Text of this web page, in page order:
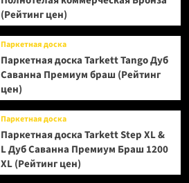
(Рейтинг цен)
Паркетная доска
Паркетная доска Tarkett Tango Дуб
Саванна Премиум браш (Рейтинг
цен)
Паркетная доска
Паркетная доска Tarkett Step XL &
L Дуб Саванна Премиум Браш 1200
XL (Рейтинг цен)